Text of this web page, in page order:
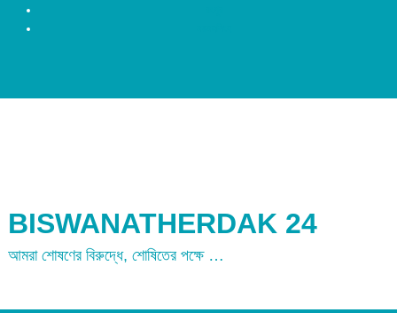
BISWANATHERDAK 24
আমরা শোষণের বিরুদ্ধে, শোষিতের পক্ষে …